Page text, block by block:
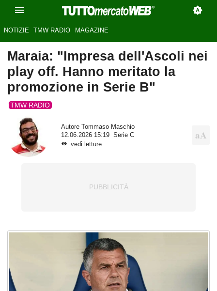
NOTIZIE TMW RADIO MAGAZINE
Maraia: "Impresa dell'Ascoli nei
play off. Hanno meritato la
promozione in Serie B"
TMW RADIO
Autore
Tommaso Maschio
12.06.2026 15:19
Serie C
vedi letture